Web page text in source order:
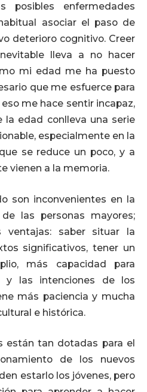
posibles enfermedades
asociar el paso de
deterioro cognitivo. Creer
lleva a no hacer
mi edad me ha puesto
que me esfuerce para
me hace sentir incapaz,
la edad conlleva una serie
especialmente en la
se reduce un poco, y a
vienen a la memoria.
son inconvenientes en la
las personas mayores;
ventajas: saber situar la
significativos, tener un
más capacidad para
y las intenciones de los
más paciencia y mucha
e histórica.
están tan dotadas para el
de los nuevos
estarlo los jóvenes, pero